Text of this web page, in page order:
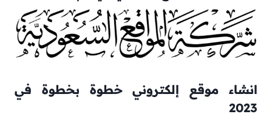
انشاء موقع إلكتروني خطوة بخطوة في
2023